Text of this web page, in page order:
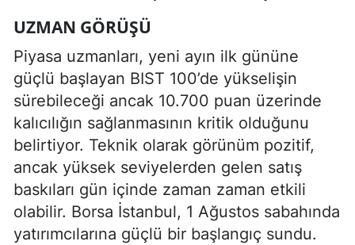
UZMAN GÖRÜŞÜ
Piyasa uzmanları, yeni ayın ilk gününe
güçlü başlayan BIST 100’de yükselişin
sürebileceği ancak 10.700 puan üzerinde
kalıcılığın sağlanmasının kritik olduğunu
belirtiyor. Teknik olarak görünüm pozitif,
ancak yüksek seviyelerden gelen satış
baskıları gün içinde zaman zaman etkili
olabilir. Borsa İstanbul, 1 Ağustos sabahında
yatırımcılarına güçlü bir başlangıç sundu.